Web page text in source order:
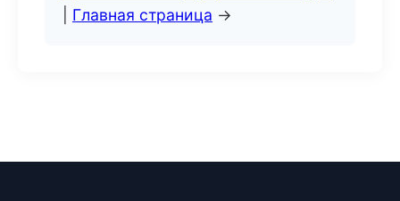
Главная страница →